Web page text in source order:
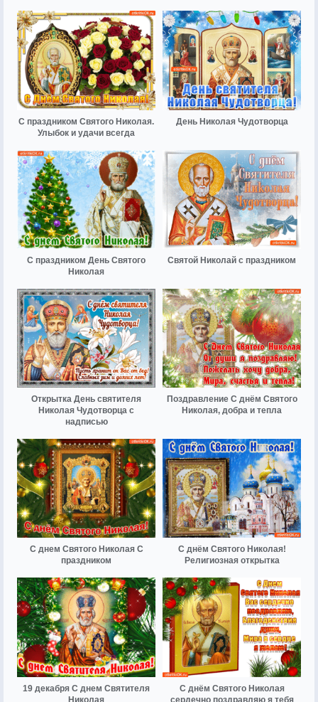
С праздником Святого Николая.
Улыбок и удачи всегда
День Николая Чудотворца
С праздником День Святого
Николая
Святой Николай с праздником
Открытка День святителя
Николая Чудотворца с
надписью
Поздравление С днём Святого
Николая, добра и тепла
С днем Святого Николая С
праздником
С днём Святого Николая!
Религиозная открытка
19 декабря С днем Святителя
Николая
С днём Святого Николая
сердечно поздравляю я тебя